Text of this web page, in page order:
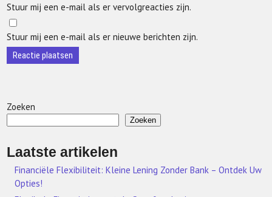
Stuur mij een e-mail als er vervolgreacties zijn.
Stuur mij een e-mail als er nieuwe berichten zijn.
Zoeken
Zoeken
Laatste artikelen
Financiële Flexibiliteit: Kleine Lening Zonder Bank – Ontdek Uw
Opties!